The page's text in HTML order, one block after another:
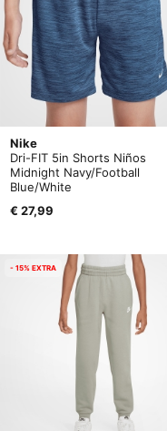
Nike
Dri-FIT 5in Shorts Niños
Midnight Navy/Football
Blue/White
€ 27,99
- 15% EXTRA